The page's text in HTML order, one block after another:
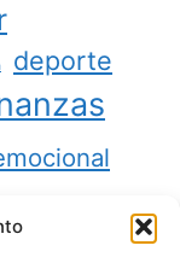
deporte